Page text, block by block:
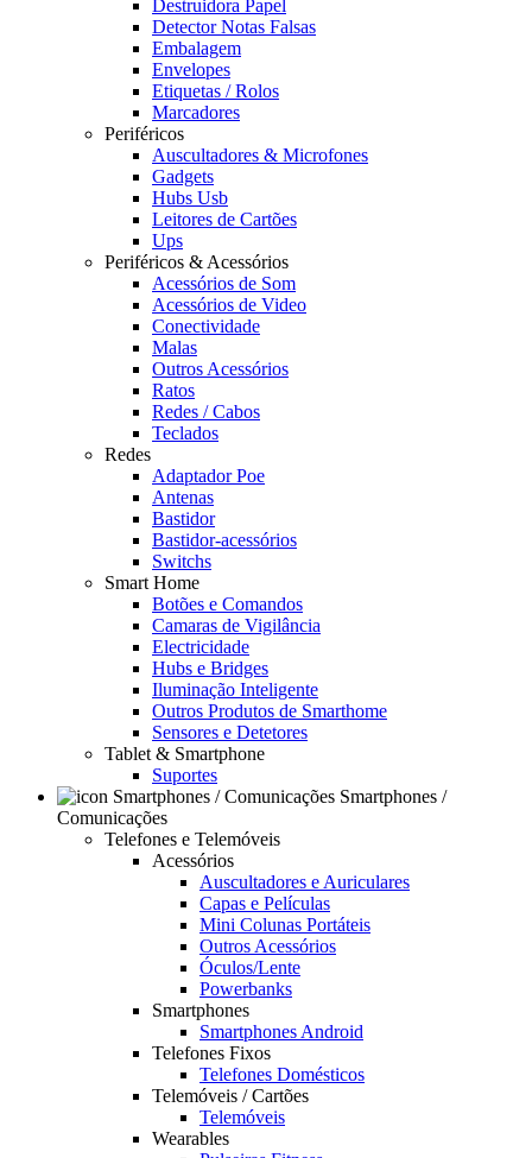
Destruidora Papel
Detector Notas Falsas
Embalagem
Envelopes
Etiquetas / Rolos
Marcadores
Periféricos
Auscultadores & Microfones
Gadgets
Hubs Usb
Leitores de Cartões
Ups
Periféricos & Acessórios
Acessórios de Som
Acessórios de Video
Conectividade
Malas
Outros Acessórios
Ratos
Redes / Cabos
Teclados
Redes
Adaptador Poe
Antenas
Bastidor
Bastidor-acessórios
Switchs
Smart Home
Botões e Comandos
Camaras de Vigilância
Electricidade
Hubs e Bridges
Iluminação Inteligente
Outros Produtos de Smarthome
Sensores e Detetores
Tablet & Smartphone
Suportes
Smartphones /
Comunicações
Telefones e Telemóveis
Acessórios
Auscultadores e Auriculares
Capas e Películas
Mini Colunas Portáteis
Outros Acessórios
Óculos/Lente
Powerbanks
Smartphones
Smartphones Android
Telefones Fixos
Telefones Domésticos
Telemóveis / Cartões
Telemóveis
Wearables